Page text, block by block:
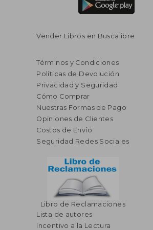
45%
dcto.
$ 167.75
$ 92.26
Vender Libros en Buscalibre
Términos y Condiciones
Políticas de Devolución
Privacidad y Seguridad
Cómo Comprar
Nuestras Formas de Pago
Opiniones de Clientes
Costos de Envío
Seguridad Redes Sociales
Libro de Reclamaciones
Lista de autores
Incentivo a la Lectura